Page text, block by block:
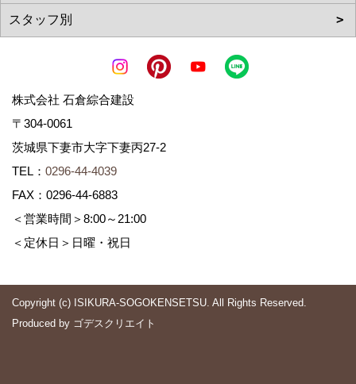
株式会社 石倉綜合建設
〒304-0061
茨城県下妻市大字下妻丙27-2
TEL： 0296-44-4039
FAX：0296-44-6883
＜営業時間＞8:00～21:00
＜定休日＞日曜・祝日
Copyright (c) ISIKURA-SOGOKENSETSU. All Rights Reserved.
Produced by ゴデスクリエイト